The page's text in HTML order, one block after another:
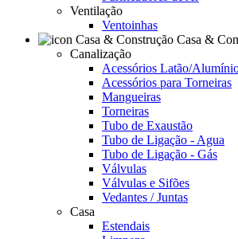
Ventilação
Ventoinhas
Casa &
Canalização
Acessórios Latão/
Acessórios para Torneiras
Mangueiras
Torneiras
Tubo de Exaustão
Tubo de Ligação - Agua
Tubo de Ligação - Gás
Válvulas
Válvulas e Sifões
Vedantes / Juntas
Casa
Estendais